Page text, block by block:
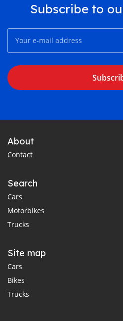
Subscribe to
About
Contact
Search
Cars
Motorbikes
Trucks
Site map
Cars
Bikes
Trucks